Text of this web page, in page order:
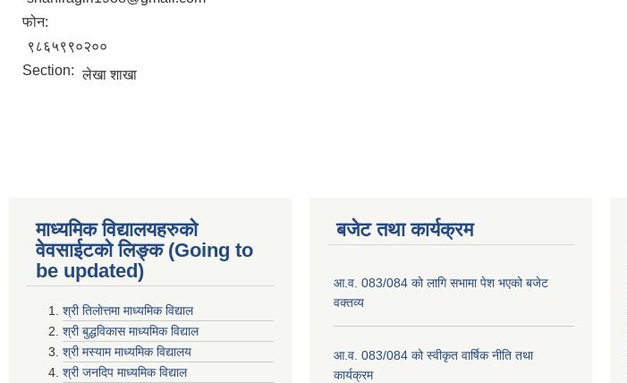
फोन:
९८६५९९०२००
Section: लेखा शाखा
माध्यमिक विद्यालयहरुकाे
वेवसाईटको लिङ्क (Going to
be updated)
श्री तिलाेत्तमा माध्यमिक विद्याल
श्री बुद्धविकास माध्यमिक विद्याल
श्री मस्याम माध्यमिक विद्यालय
श्री जनदिप माध्यमिक विद्याल
बजेट तथा कार्यक्रम
आ.व. 083/084 को लागि सभामा पेश भएको बजेट
वक्तव्य
आ.व. 083/084 को स्वीकृत वार्षिक नीति तथा
कार्यक्रम